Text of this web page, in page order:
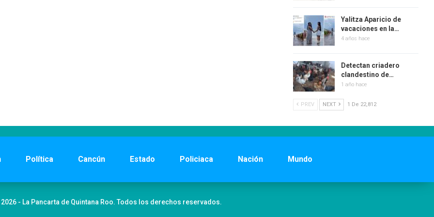
Yalitza Aparicio de
vacaciones en la…
4 años hace
Detectan criadero
clandestino de…
1 año hace
PREV NEXT 1 De 22,812
Política Cancún Estado Policiaca Nación Mundo
- La Pancarta de Quintana Roo. Todos los derechos reservados.